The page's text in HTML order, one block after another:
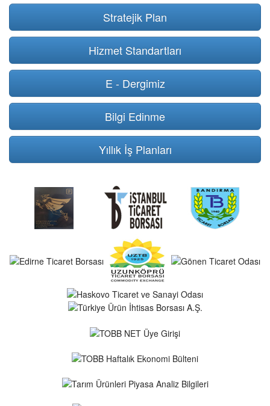
Stratejik Plan
Hizmet Standartları
E - Dergimiz
Bilgi Edinme
Yıllık İş Planları